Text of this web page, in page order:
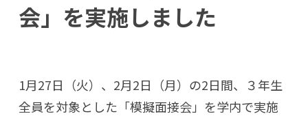
会」を実施しました
1月27日（火）、2月2日（月）の2日間、３年生
全員を対象とした「模擬面接会」を学内で実施